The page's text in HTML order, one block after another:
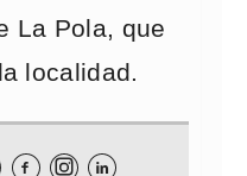
La Pola, que
localidad.
 